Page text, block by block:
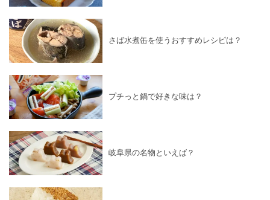
さば水煮缶を使うおすすめレシピは？
プチっと鍋で好きな味は？
岐阜県の名物といえば？